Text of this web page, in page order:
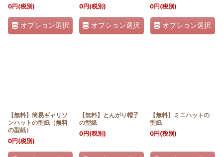
0円(税別)
オプション選択
0円(税別)
オプション選択
0円(税別)
オプション選択
【無料】簡易ギャリソ
ンハットの型紙（無料
の型紙）
0円(税別)
【無料】とんがり帽子
の型紙
0円(税別)
【無料】ミニハットの
型紙
0円(税別)